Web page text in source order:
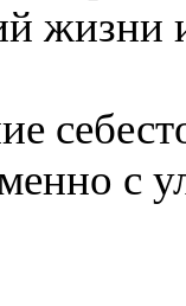
жизни
с